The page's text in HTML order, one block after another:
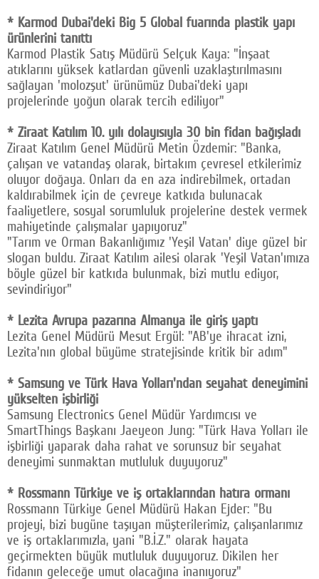
* Karmod Dubai'deki Big 5 Global fuarında plastik yapı
ürünlerini tanıttı
Karmod Plastik Satış Müdürü Selçuk Kaya: "İnşaat
atıklarını yüksek katlardan güvenli uzaklaştırılmasını
sağlayan 'molozşut' ürünümüz Dubai'deki yapı
projelerinde yoğun olarak tercih ediliyor"
* Ziraat Katılım 10. yılı dolayısıyla 30 bin fidan bağışladı
Ziraat Katılım Genel Müdürü Metin Özdemir: "Banka,
çalışan ve vatandaş olarak, birtakım çevresel etkilerimiz
oluyor doğaya. Onları da en aza indirebilmek, ortadan
kaldırabilmek için de çevreye katkıda bulunacak
faaliyetlere, sosyal sorumluluk projelerine destek vermek
mahiyetinde çalışmalar yapıyoruz"
"Tarım ve Orman Bakanlığımız 'Yeşil Vatan' diye güzel bir
slogan buldu. Ziraat Katılım ailesi olarak 'Yeşil Vatan'ımıza
böyle güzel bir katkıda bulunmak, bizi mutlu ediyor,
sevindiriyor"
* Lezita Avrupa pazarına Almanya ile giriş yaptı
Lezita Genel Müdürü Mesut Ergül: "AB'ye ihracat izni,
Lezita'nın global büyüme stratejisinde kritik bir adım"
* Samsung ve Türk Hava Yolları'ndan seyahat deneyimini
yükselten işbirliği
Samsung Electronics Genel Müdür Yardımcısı ve
SmartThings Başkanı Jaeyeon Jung: "Türk Hava Yolları ile
işbirliği yaparak daha rahat ve sorunsuz bir seyahat
deneyimi sunmaktan mutluluk duyuyoruz"
* Rossmann Türkiye ve iş ortaklarından hatıra ormanı
Rossmann Türkiye Genel Müdürü Hakan Ejder: "Bu
projeyi, bizi bugüne taşıyan müşterilerimiz, çalışanlarımız
ve iş ortaklarımızla, yani "B.İ.Z." olarak hayata
geçirmekten büyük mutluluk duyuyoruz. Dikilen her
fidanın geleceğe umut olacağına inanıyoruz"